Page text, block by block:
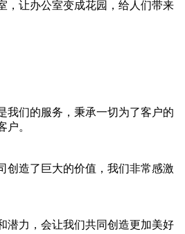
，让办公室变成花园，给人们带来
我们的服务，秉承一切为了客户的
户。
创造了巨大的价值，我们非常感激
潜力，会让我们共同创造更加美好